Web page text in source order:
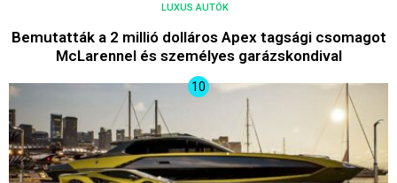
LUXUS AUTÓK
Bemutatták a 2 millió dolláros Apex tagsági csomagot
McLarennel és személyes garázskondival